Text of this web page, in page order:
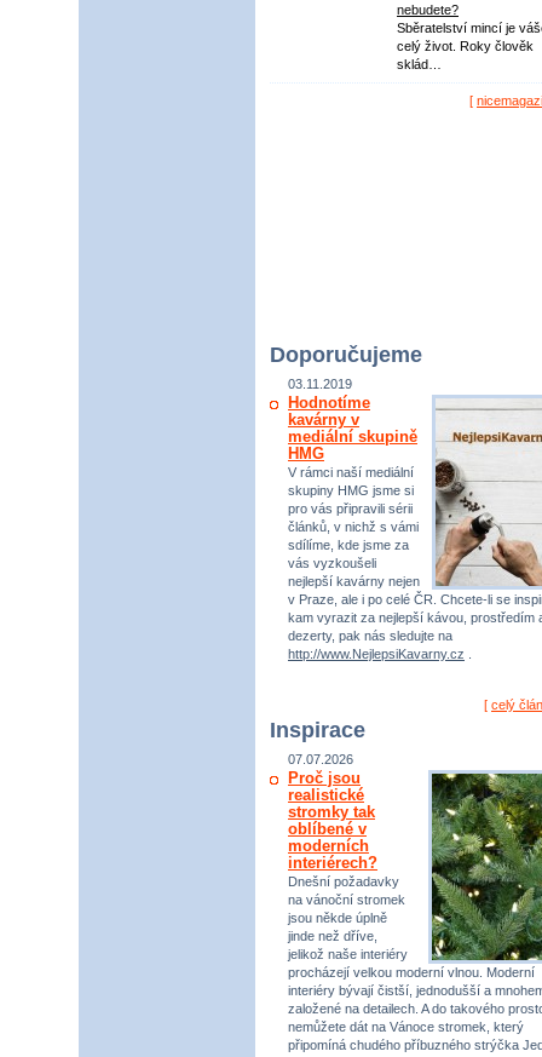
nebudete?
Sběratelství mincí je
celý život. Roky člověk
sklád…
[
Doporučujeme
03.11.2019
Hodnotíme
kavárny v
mediální skupině
HMG
V rámci naší mediální
skupiny HMG jsme si
pro vás připravili sérii
článků, v nichž s vámi
sdílíme, kde jsme za
vás vyzkoušeli
nejlepší kavárny nejen
v Praze, ale i po celé ČR. Chcete-li se
kam vyrazit za nejlepší kávou, prostředím
dezerty, pak nás sledujte na
http://www.NejlepsiKavarny.cz
[ celý
Inspirace
07.07.2026
Proč jsou
realistické
stromky tak
oblíbené v
moderních
interiérech?
Dnešní požadavky
na vánoční stromek
jsou někde úplně
jinde než dříve,
jelikož naše interiéry
procházejí velkou moderní vlnou. Moderní
interiéry bývají čistší, jednodušší a
založené na detailech. A do takového
nemůžete dát na Vánoce stromek, který
připomíná chudého příbuzného strýčka